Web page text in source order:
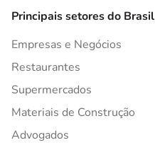
Principais setores do Brasil
Empresas e Negócios
Restaurantes
Supermercados
Materiais de Construção
Advogados